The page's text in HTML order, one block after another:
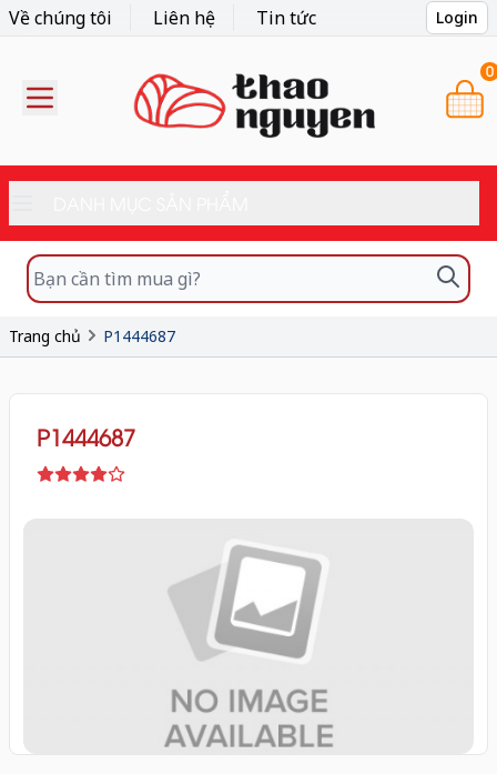
Về chúng tôi Liên hệ Tin tức Login
0
Trang chủ P1444687
P1444687